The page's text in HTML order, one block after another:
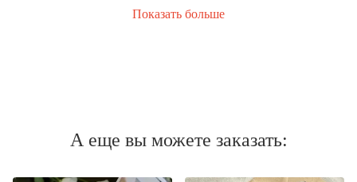
Показать больше
А еще вы можете заказать: